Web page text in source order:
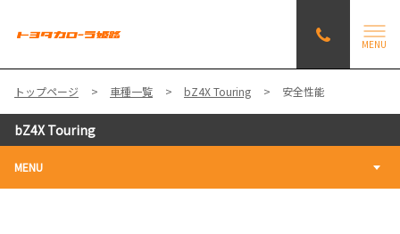
MENU
トップページ 車種一覧 bZ4X Touring 安全性能
bZ4X Touring
MENU